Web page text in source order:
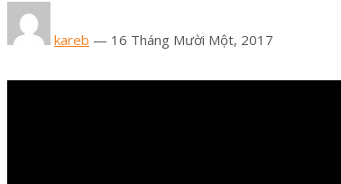
kareb — 16 Tháng Mười Một, 2017